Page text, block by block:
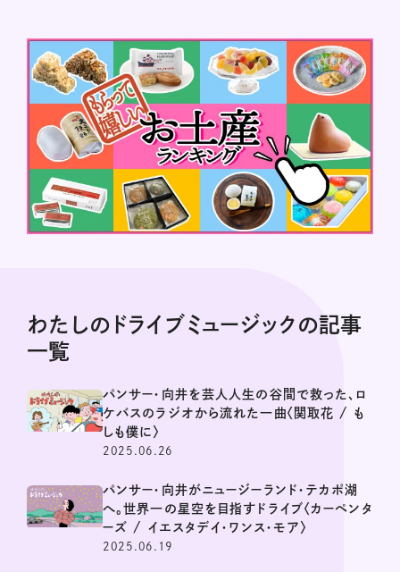
わたしのドライブミュージックの記事
一覧
パンサー・向井を芸人人生の谷間で救った、ロ
ケバスのラジオから流れた一曲〈関取花 / も
しも僕に〉
2025.06.26
パンサー・向井がニュージーランド・テカポ湖
へ。世界一の星空を目指すドライブ〈カーペンタ
ーズ / イエスタデイ・ワンス・モア〉
2025.06.19